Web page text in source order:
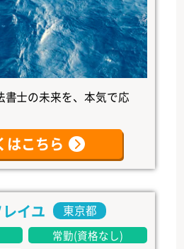
士の未来を、本気で応
はこちら
イユ 東京都
常勤(資格なし)